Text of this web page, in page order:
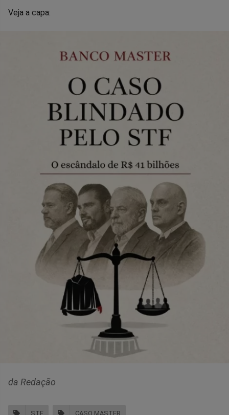
Veja a capa:
da Redação
STF CASO MASTER